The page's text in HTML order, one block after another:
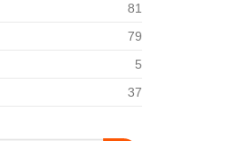
81
79
5
37